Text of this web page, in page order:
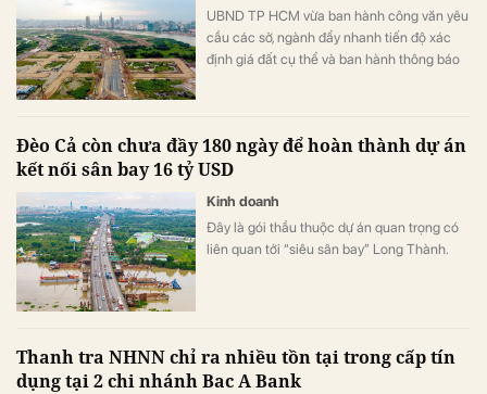
UBND TP HCM vừa ban hành công văn yêu
cầu các sở, ngành đẩy nhanh tiến độ xác
định giá đất cụ thể và ban hành thông báo
Đèo Cả còn chưa đầy 180 ngày để hoàn thành dự án
kết nối sân bay 16 tỷ USD
Kinh doanh
Đây là gói thầu thuộc dự án quan trọng có
liên quan tới “siêu sân bay” Long Thành.
Thanh tra NHNN chỉ ra nhiều tồn tại trong cấp tín
dụng tại 2 chi nhánh Bac A Bank